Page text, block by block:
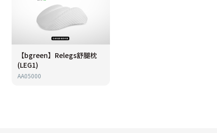
【bgreen】Relegs舒腿枕
(LEG1)
AA05000